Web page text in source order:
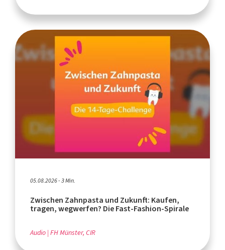
05.08.2026 - 3 Min.
Zwischen Zahnpasta und Zukunft: Kaufen,
tragen, wegwerfen? Die Fast-Fashion-Spirale
Audio FH Münster, CIR